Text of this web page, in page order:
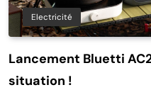
Electricité
Lancement Bluetti
situation !